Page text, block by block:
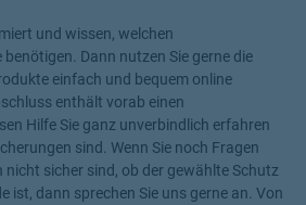
und wissen, welchen
Dann nutzen Sie gerne die
einfach und bequem online
enthält vorab einen
Hilfe Sie ganz unverbindlich erfahren
sind. Wenn Sie noch Fragen
nicht sicher sind, ob der gewählte Schutz
ist, dann sprechen Sie uns gerne an. Von